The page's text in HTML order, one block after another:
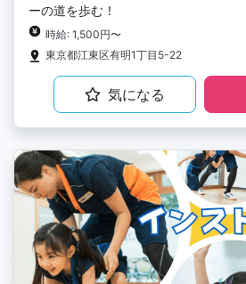
ーの道を歩む！
時給: 1,500円〜
東京都江東区有明1丁目5-22
気になる